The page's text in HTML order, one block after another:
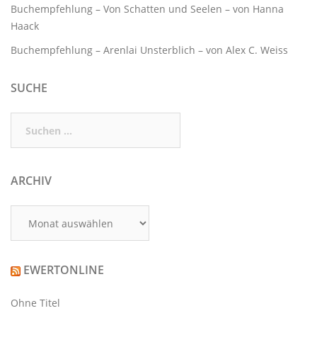
Buchempfehlung – Von Schatten und Seelen – von Hanna
Haack
Buchempfehlung – Arenlai Unsterblich – von Alex C. Weiss
SUCHE
nach:
ARCHIV
EWERTONLINE
Ohne Titel